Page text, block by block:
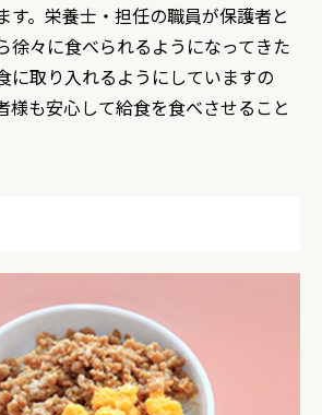
す。栄養士・担任の職員が保護者と
徐々に食べられるようになってきた
に取り入れるようにしていますの
様も安心して給食を食べさせること